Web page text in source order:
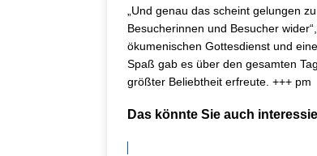
„Und genau das scheint gelungen
Besucherinnen und Besucher
ökumenischen Gottesdienst und
Spaß gab es über den gesamten
größter Beliebtheit erfreute. +++ pm
Das könnte Sie auch